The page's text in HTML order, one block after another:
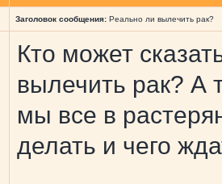
Заголовок сообщения: Реально ли вылечить рак?
Кто может
вылечить рак? А
мы все в
делать и чего